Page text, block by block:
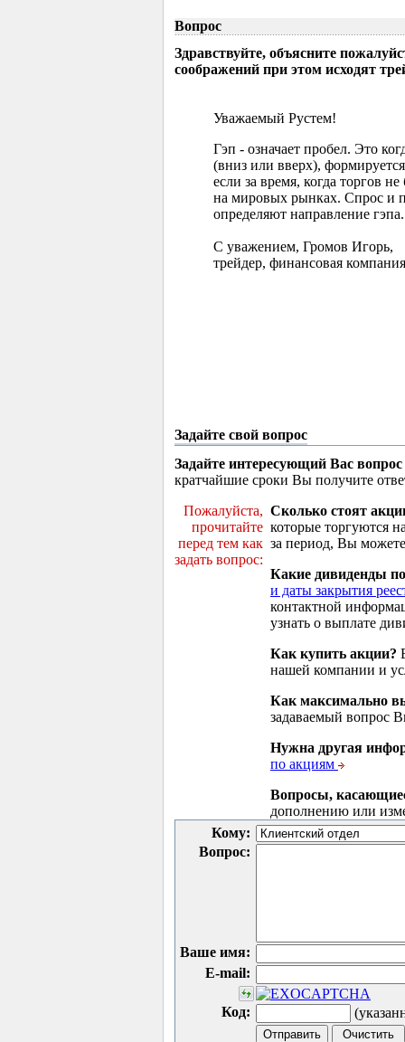
Вопрос
Здравствуйте, объясните
соображений при этом исходят
Уважаемый Рустем!
Гэп - означает пробел. Это
(вниз или вверх),
если за время, когда торгов
на мировых рынках. Спрос и
определяют направление гэпа.
С уважением, Громов Игорь,
трейдер, финансовая
Задайте свой вопрос
Задайте интересующий Вас вопрос
кратчайшие сроки Вы получите
Пожалуйста,
прочитайте
перед тем как
задать вопрос:
Сколько стоят
которые торгуются
за период, Вы
Какие дивиденды
и даты закрытия
контактной
узнать о выплате
Как купить акции?
нашей компании и
Как максимально
задаваемый вопрос
Нужна другая
по акциям
Вопросы,
дополнению или
Кому:
Вопрос:
Ваше имя:
E-mail:
Код: